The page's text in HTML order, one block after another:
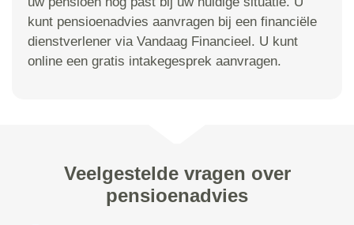
kunt pensioenadvies aanvragen bij een financiële
dienstverlener via Vandaag Financieel. U kunt
online een gratis intakegesprek aanvragen.
Veelgestelde vragen over
pensioenadvies